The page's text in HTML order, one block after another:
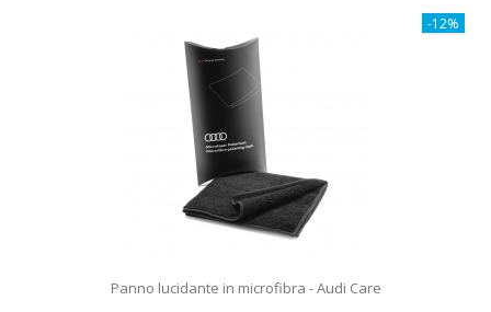
-12%
Panno lucidante in microfibra - Audi Care